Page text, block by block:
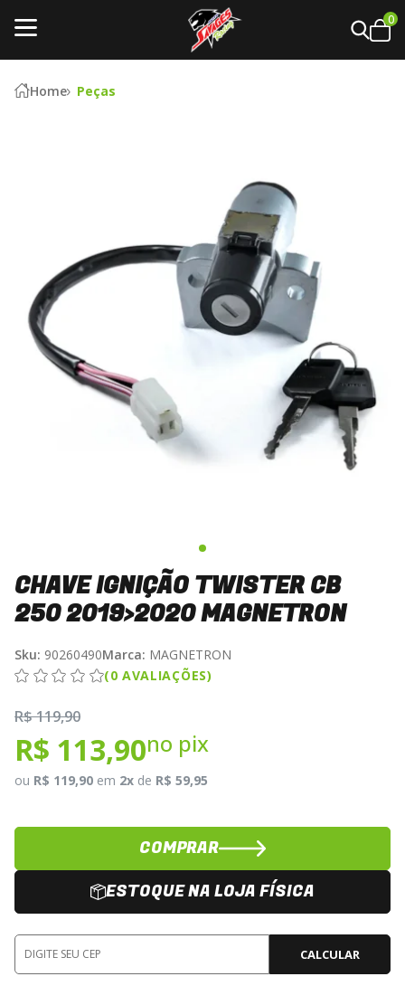
0
Home Peças
CHAVE IGNIÇÃO TWISTER CB
250 2019>2020 MAGNETRON
Sku: 90260490Marca: MAGNETRON
(0 AVALIAÇÕES)
R$ 119,90
R$ 113,90no pix
ou R$ 119,90 em 2x de R$ 59,95
COMPRAR
ESTOQUE NA LOJA FÍSICA
CALCULAR